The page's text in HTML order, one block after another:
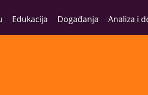
Edukacija Događanja Analiza i